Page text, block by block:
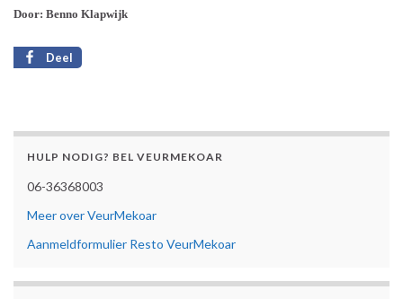
Door: Benno Klapwijk
Deel
HULP NODIG? BEL VEURMEKOAR
06-36368003
Meer over VeurMekoar
Aanmeldformulier Resto VeurMekoar